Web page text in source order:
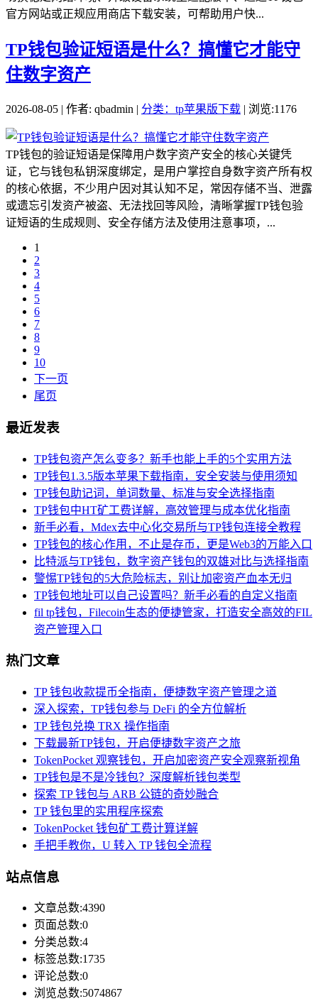
官方网站或正规应用商店下载安装，可帮助用户快...
TP钱包验证短语是什么？搞懂它才能守
住数字资产
2026-08-05 | 作者: qbadmin | 分类：tp苹果版下载 | 浏览:1176
TP钱包的验证短语是保障用户数字资产安全的核心关键凭
证，它与钱包私钥深度绑定，是用户掌控自身数字资产所有权
的核心依据，不少用户因对其认知不足，常因存储不当、泄露
或遗忘引发资产被盗、无法找回等风险，清晰掌握TP钱包验
证短语的生成规则、安全存储方法及使用注意事项，...
1
2
3
4
5
6
7
8
9
10
下一页
尾页
最近发表
TP钱包资产怎么变多？新手也能上手的5个实用方法
TP钱包1.3.5版本苹果下载指南，安全安装与使用须知
TP钱包助记词，单词数量、标准与安全选择指南
TP钱包中HT矿工费详解，高效管理与成本优化指南
新手必看，Mdex去中心化交易所与TP钱包连接全教程
TP钱包的核心作用，不止是存币，更是Web3的万能入口
比特派与TP钱包，数字资产钱包的双雄对比与选择指南
警惕TP钱包的5大危险标志，别让加密资产血本无归
TP钱包地址可以自己设置吗？新手必看的自定义指南
fil tp钱包，Filecoin生态的便捷管家，打造安全高效的FIL
资产管理入口
热门文章
TP 钱包收款提币全指南，便捷数字资产管理之道
深入探索，TP钱包参与 DeFi 的全方位解析
TP 钱包兑换 TRX 操作指南
下载最新TP钱包，开启便捷数字资产之旅
TokenPocket 观察钱包，开启加密资产安全观察新视角
TP钱包是不是冷钱包？深度解析钱包类型
探索 TP 钱包与 ARB 公链的奇妙融合
TP 钱包里的实用程序探索
TokenPocket 钱包矿工费计算详解
手把手教你，U 转入 TP 钱包全流程
站点信息
文章总数:4390
页面总数:0
分类总数:4
标签总数:1735
评论总数:0
浏览总数:5074867